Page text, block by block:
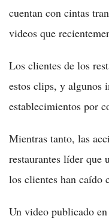
cuentan con cintas
videos que
Los clientes de los
estos clips, y algunos
establecimientos por
Mientras tanto, las
restaurantes líder que
los clientes han caído
Un video publicado en